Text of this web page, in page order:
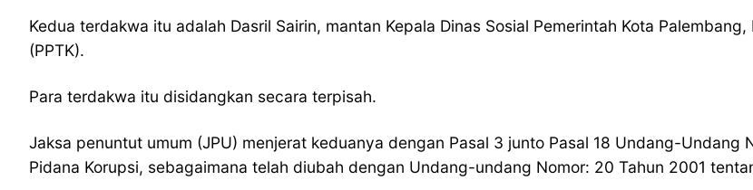
Kedua terdakwa itu adalah Dasril Sairin, mantan Kepala Dinas Sosial Pemerintah Kota
(PPTK).
Para terdakwa itu disidangkan secara terpisah.
Jaksa penuntut umum (JPU) menjerat keduanya dengan Pasal 3 junto Pasal 18 Undang-Undang
Pidana Korupsi, sebagaimana telah diubah dengan Undang-undang Nomor: 20 Tahun 2001